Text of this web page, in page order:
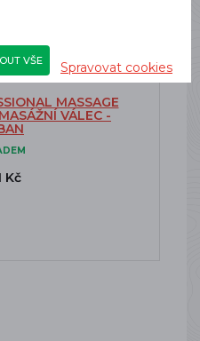
MASSAGE
VÁLEC -
Kč
VŠE Spravovat cookies